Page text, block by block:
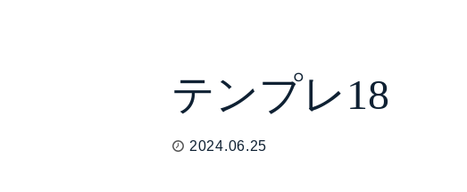
テンプレ18
2024.06.25